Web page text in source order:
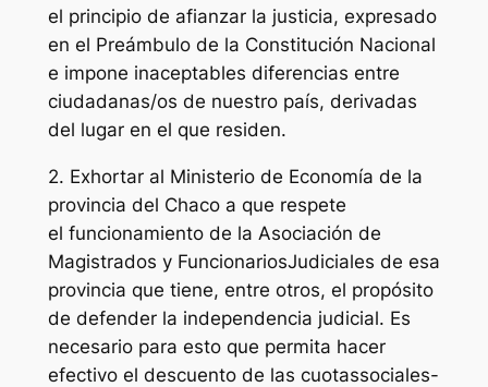
el principio de afianzar la justicia, expresado
en el Preámbulo de la Constitución Nacional
e impone inaceptables diferencias entre
ciudadanas/os de nuestro país, derivadas
del lugar en el que residen.
2. Exhortar al Ministerio de Economía de la
provincia del Chaco a que respete
el funcionamiento de la Asociación de
Magistrados y FuncionariosJudiciales de esa
provincia que tiene, entre otros, el propósito
de defender la independencia judicial. Es
necesario para esto que permita hacer
efectivo el descuento de las cuotassociales-